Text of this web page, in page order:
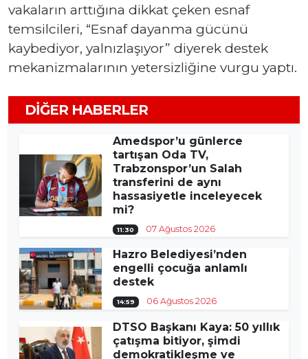
vakaların arttığına dikkat çeken esnaf
temsilcileri, “Esnaf dayanma gücünü
kaybediyor, yalnızlaşıyor” diyerek destek
mekanizmalarının yetersizliğine vurgu yaptı.
DIĞER HABERLER
Amedspor’u günlerce
tartışan Oda TV,
Trabzonspor’un Salah
transferini de aynı
hassasiyetle inceleyecek
mi?
11:30 07 Ağustos 2026
Hazro Belediyesi’nden
engelli çocuğa anlamlı
destek
14:59 06 Ağustos 2026
DTSO Başkanı Kaya: 50 yıllık
çatışma bitiyor, şimdi
demokratikleşme ve